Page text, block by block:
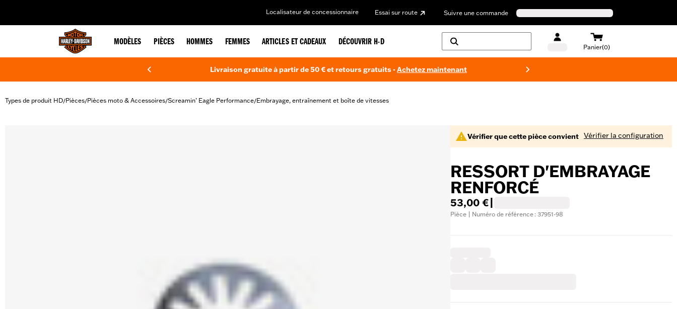
Localisateur de concessionnaire Essai sur route Suivre une commande
MODÈLES PIÈCES HOMMES FEMMES ARTICLES ET CADEAUX DÉCOUVRIR H-D
Panier(0)
Livraison gratuite à partir de 50 € et retours gratuits -Achetez maintenant
Types de produit HD/Pièces/Pièces moto & Accessoires/Screamin’ Eagle Performance/Embrayage, entraînement et boîte de vitesses
Vérifier que cette pièce convient Vérifier la configuration
RESSORT D'EMBRAYAGE
RENFORCÉ
53,00 €
Pièce | Numéro de référence : 37951-98